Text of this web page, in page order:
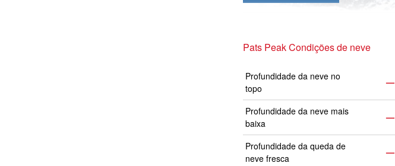
Pats Peak Condições de neve
Profundidade da neve no
topo
—
Profundidade da neve mais
baixa
—
Profundidade da queda de
neve fresca
—